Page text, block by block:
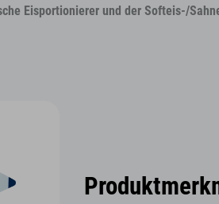
Eisportionierer und der Softeis-/